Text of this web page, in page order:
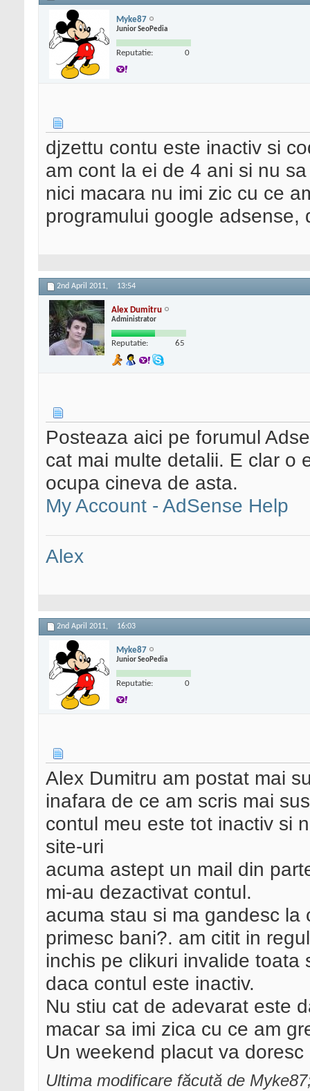
Myke87
Junior SeoPedia
Reputatie: 0
djzettu contu este inactiv si
am cont la ei de 4 ani si nu
nici macara nu imi zic cu ce
programului google adsense,
2nd April 2011, 13:54
Alex Dumitru
Administrator
Reputatie: 65
Posteaza aici pe forumul
cat mai multe detalii. E clar o
ocupa cineva de asta.
My Account - AdSense Help
Alex
2nd April 2011, 16:03
Myke87
Junior SeoPedia
Reputatie: 0
Alex Dumitru am postat mai
inafara de ce am scris mai
contul meu este tot inactiv si
site-uri
acuma astept un mail din
mi-au dezactivat contul.
acuma stau si ma gandesc
primesc bani?. am citit in
inchis pe clikuri invalide
daca contul este inactiv.
Nu stiu cat de adevarat este
macar sa imi zica cu ce am
Un weekend placut va doresc
Ultima modificare făcută de